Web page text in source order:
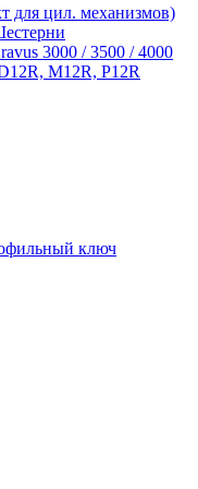
для цил. механизмов)
3000 / 3500 / 4000
M12R, P12R
ключ